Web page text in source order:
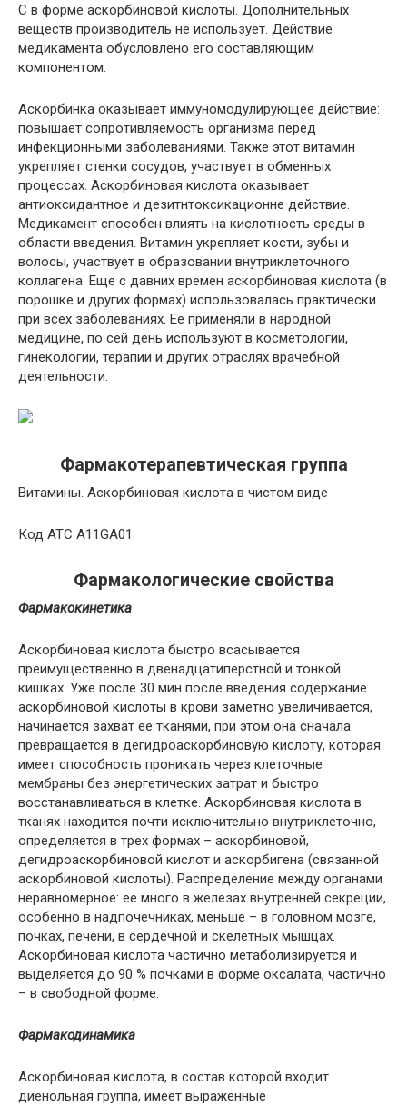
С в форме аскорбиновой кислоты. Дополнительных
веществ производитель не использует. Действие
медикамента обусловлено его составляющим
компонентом.
Аскорбинка оказывает иммуномодулирующее действие:
повышает сопротивляемость организма перед
инфекционными заболеваниями. Также этот витамин
укрепляет стенки сосудов, участвует в обменных
процессах. Аскорбиновая кислота оказывает
антиоксидантное и дезитнтоксикационне действие.
Медикамент способен влиять на кислотность среды в
области введения. Витамин укрепляет кости, зубы и
волосы, участвует в образовании внутриклеточного
коллагена. Еще с давних времен аскорбиновая кислота (в
порошке и других формах) использовалась практически
при всех заболеваниях. Ее применяли в народной
медицине, по сей день используют в косметологии,
гинекологии, терапии и других отраслях врачебной
деятельности.
Фармакотерапевтическая группа
Витамины. Аскорбиновая кислота в чистом виде
Код АТС A11GA01
Фармакологические свойства
Фармакокинетика
Аскорбиновая кислота быстро всасывается
преимущественно в двенадцатиперстной и тонкой
кишках. Уже после 30 мин после введения содержание
аскорбиновой кислоты в крови заметно увеличивается,
начинается захват ее тканями, при этом она сначала
превращается в дегидроаскорбиновую кислоту, которая
имеет способность проникать через клеточные
мембраны без энергетических затрат и быстро
восстанавливаться в клетке. Аскорбиновая кислота в
тканях находится почти исключительно внутриклеточно,
определяется в трех формах – аскорбиновой,
дегидроаскорбиновой кислот и аскорбигена (связанной
аскорбиновой кислоты). Распределение между органами
неравномерное: ее много в железах внутренней секреции,
особенно в надпочечниках, меньше – в головном мозге,
почках, печени, в сердечной и скелетных мышцах.
Аскорбиновая кислота частично метаболизируется и
выделяется до 90 % почками в форме оксалата, частично
– в свободной форме.
Фармакодинамика
Аскорбиновая кислота, в состав которой входит
диенольная группа, имеет выраженные